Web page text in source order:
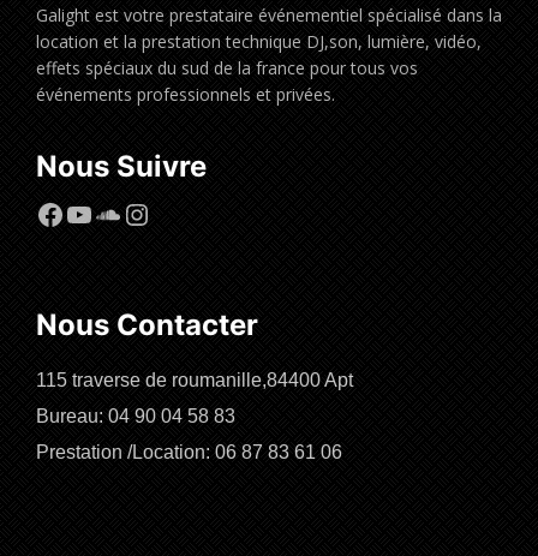
Galight est votre prestataire événementiel spécialisé dans la
location et la prestation technique DJ,son, lumière, vidéo,
effets spéciaux du sud de la france pour tous vos
événements professionnels et privées.
Nous Suivre
Facebook
YouTube
SoundCloud
Instagram
Nous Contacter
115 traverse de roumanille,84400 Apt
Bureau: 04 90 04 58 83
Prestation /Location: 06 87 83 61 06